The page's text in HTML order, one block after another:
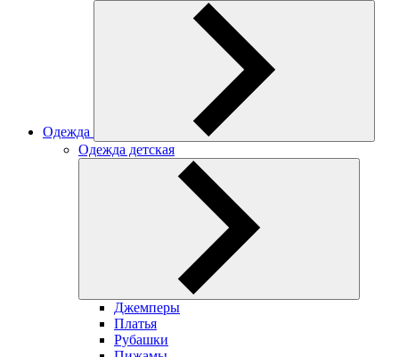
Одежда
Одежда детская
Джемперы
Платья
Рубашки